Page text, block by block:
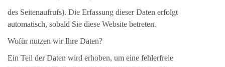
des Seitenaufrufs). Die Erfassung dieser Daten erfolgt
automatisch, sobald Sie diese Website betreten.
Wofür nutzen wir Ihre Daten?
Ein Teil der Daten wird erhoben, um eine fehlerfreie